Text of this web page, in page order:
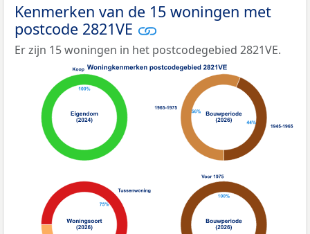
Kenmerken van de 15 woningen met
postcode 2821VE
Er zijn 15 woningen in het postcodegebied 2821VE.